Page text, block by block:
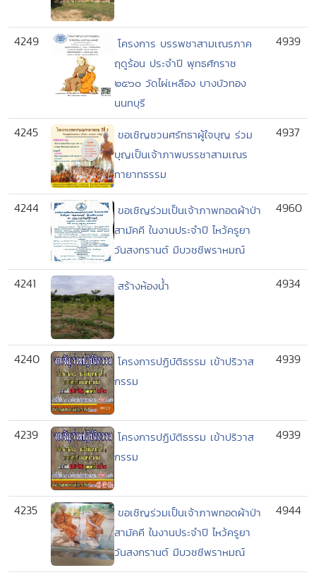
4249
โครงการ บรรพชาสามเณรภาค
ฤดูร้อน ประจำปี พุทธศักราช
๒๕๖๐ วัดไผ่เหลือง บางบัวทอง
นนทบุรี
4939
4245
ขอเชิญชวนศรัทธาผู้ใจบุญ ร่วม
บุญเป็นเจ้าภาพบรรชาสามเณร
ทายาทธรรม
4937
4244
ขอเชิญร่วมเป็นเจ้าภาพทอดผ้าป่า
สามัคคี ในงานประจำปี ไหว้ครูยา
วันสงกรานต์ มีบวชชีพราหมณ์
4960
4241 สร้างห้องน้ำ 4934
4240
โครงการปฏิบัติธรรม เข้าปริวาส
กรรม
4939
4239
โครงการปฏิบัติธรรม เข้าปริวาส
กรรม
4939
4235
ขอเชิญร่วมเป็นเจ้าภาพทอดผ้าป่า
สามัคคี ในงานประจำปี ไหว้ครูยา
วันสงกรานต์ มีบวชชีพราหมณ์
4944